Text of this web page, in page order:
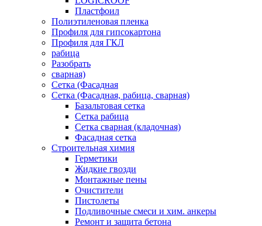
Плaстфoил
Полиэтиленовая пленка
Профиля для гипсокартона
Профиля для ГКЛ
рабица
Разобрать
сварная)
Сетка (Фасадная
Сетка (Фасадная, рабица, сварная)
Базальтовая сетка
Сетка рабица
Сетка сварная (кладочная)
Фасадная сетка
Строительная химия
Герметики
Жидкие гвозди
Монтажные пены
Очистители
Пистолеты
Подливочные смеси и хим. анкеры
Ремонт и защита бетона